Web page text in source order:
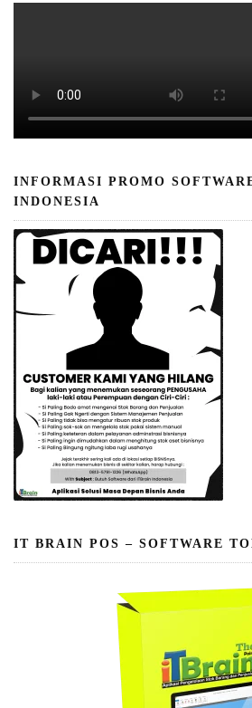
INFORMASI PROMO
INDONESIA
IT BRAIN POS – SOFTWARE